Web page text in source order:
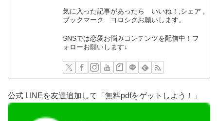
気に入った記事があったら いいね！,シェア ,
ブックマーク ヨロシクお願いします。
SNSでは恋愛お悩みコンテンツを配信中！フ
ォローお願いします↓
公式 LINEを友達追加して「無料pdfをゲットしよう！」